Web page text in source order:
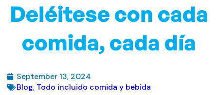
Deléitese con cada
comida, cada día
September 13, 2024
Blog, Todo incluido comida y bebida